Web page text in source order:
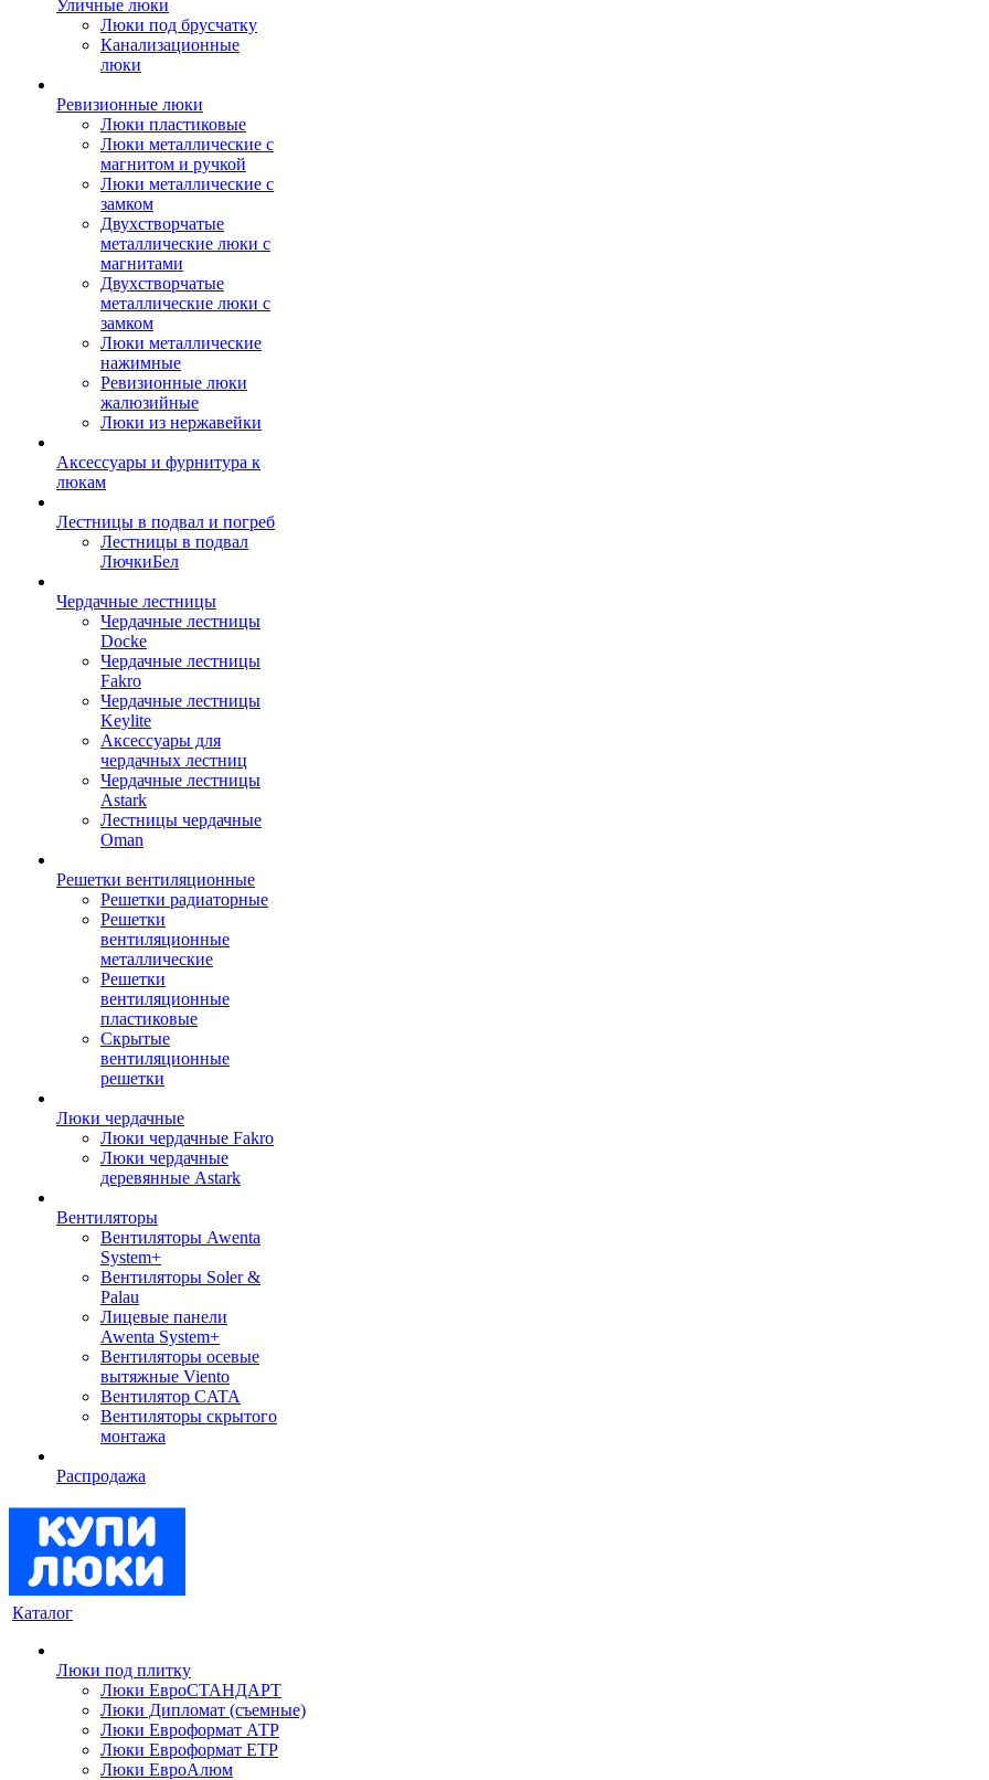
Уличные люки
Люки под брусчатку
Канализационные
люки
Ревизионные люки
Люки пластиковые
Люки металлические с
магнитом и ручкой
Люки металлические с
замком
Двухстворчатые
металлические люки с
магнитами
Двухстворчатые
металлические люки с
замком
Люки металлические
нажимные
Ревизионные люки
жалюзийные
Люки из нержавейки
Аксессуары и фурнитура к
люкам
Лестницы в подвал и погреб
Лестницы в подвал
ЛючкиБел
Чердачные лестницы
Чердачные лестницы
Docke
Чердачные лестницы
Fakro
Чердачные лестницы
Keylite
Аксессуары для
чердачных лестниц
Чердачные лестницы
Astark
Лестницы чердачные
Oman
Решетки вентиляционные
Решетки радиаторные
Решетки
вентиляционные
металлические
Решетки
вентиляционные
пластиковые
Скрытые
вентиляционные
решетки
Люки чердачные
Люки чердачные Fakro
Люки чердачные
деревянные Astark
Вентиляторы
Вентиляторы Awenta
System+
Вентиляторы Soler &
Palau
Лицевые панели
Awenta System+
Вентиляторы осевые
вытяжные Viento
Вентилятор CATA
Вентиляторы скрытого
монтажа
Распродажа
Каталог
Люки под плитку
Люки ЕвроСТАНДАРТ
Люки Дипломат (съемные)
Люки Евроформат АТР
Люки Евроформат ЕТР
Люки ЕвроАлюм